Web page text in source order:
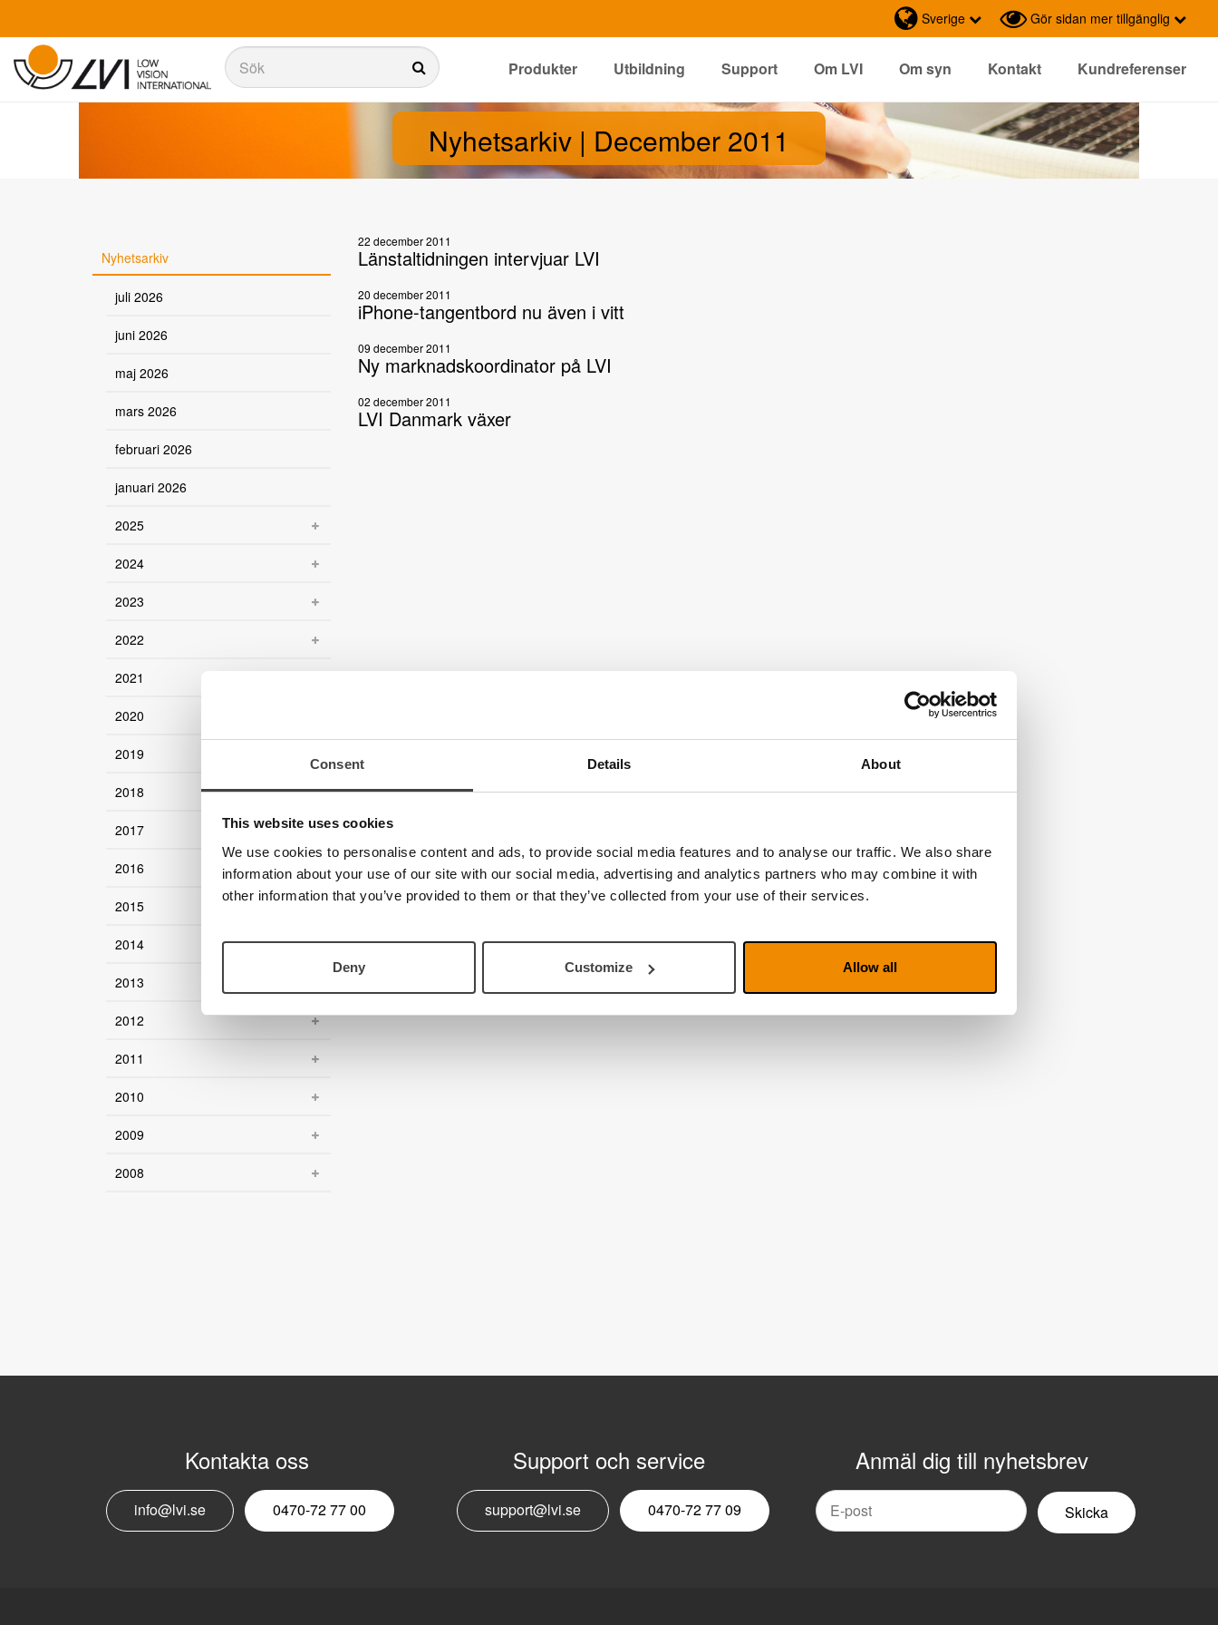
Consent Details About
This website uses cookies
We use cookies to personalise content and ads, to provide social media features and to analyse our traffic. We also share
information about your use of our site with our social media, advertising and analytics partners who may combine it with
other information that you’ve provided to them or that they’ve collected from your use of their services.
Deny Customize Allow all
Sverige Gör sidan mer tillgänglig
Sök
Produkter Utbildning Support Om LVI Om syn Kontakt
Kundreferenser
Nyhetsarkiv | December 2011
Nyhetsarkiv
juli 2026
juni 2026
maj 2026
mars 2026
februari 2026
januari 2026
2025
2024
2023
2022
2021
2020
2019
2018
2017
2016
2015
2014
2013
2012
2011
2010
2009
2008
22 december 2011
Länstaltidningen intervjuar LVI
20 december 2011
iPhone-tangentbord nu även i vitt
09 december 2011
Ny marknadskoordinator på LVI
02 december 2011
LVI Danmark växer
Kontakta oss
info@lvi.se 0470-72 77 00
Support och service
support@lvi.se 0470-72 77 09
Anmäl dig till nyhetsbrev
Email
nyhetsbrev